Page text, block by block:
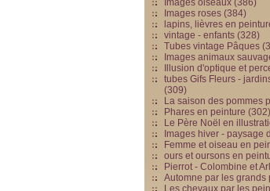
Images oiseaux (386)
Images roses (384)
lapins, lièvres en
vintage - enfants (328)
Tubes vintage Pâques
Images animaux
Illusion d'optique et
tubes Gifs Fleurs -
(309)
La saison des pommes
Phares en peinture (302)
Le Père Noël en
Images hiver - paysage
Femme et oiseau en
ours et oursons en
Pierrot - Colombine et
Automne par les grands
Les chevaux par les